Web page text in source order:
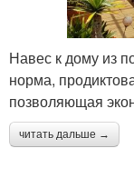
Навес к дому из
норма,
позволяющая
читать дальше →